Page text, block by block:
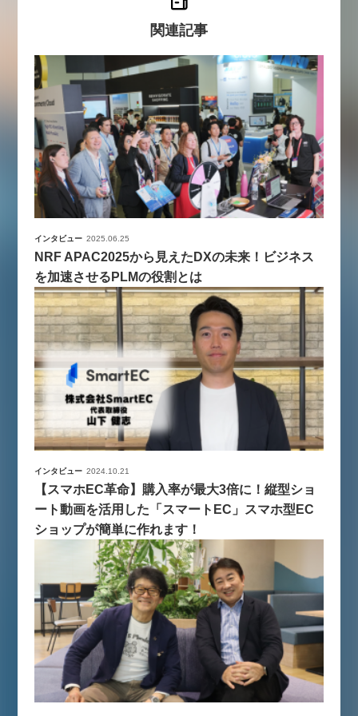
関連記事
インタビュー 2025.06.25
NRF APAC2025から見えたDXの未来！ビジネス
を加速させるPLMの役割とは
インタビュー 2024.10.21
【スマホEC革命】購入率が最大3倍に！縦型ショ
ート動画を活用した「スマートEC」スマホ型EC
ショップが簡単に作れます！